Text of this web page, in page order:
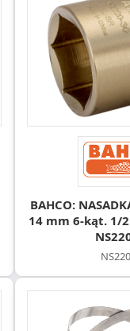
BAHCO:
14 mm 6-kąt. 1/